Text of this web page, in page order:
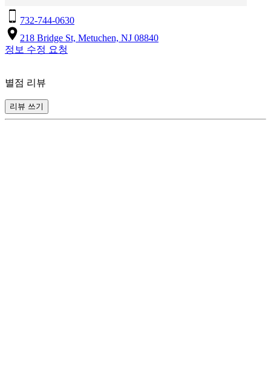
732-744-0630
218 Bridge St, Metuchen, NJ 08840
정보 수정 요청
별점 리뷰
리뷰 쓰기